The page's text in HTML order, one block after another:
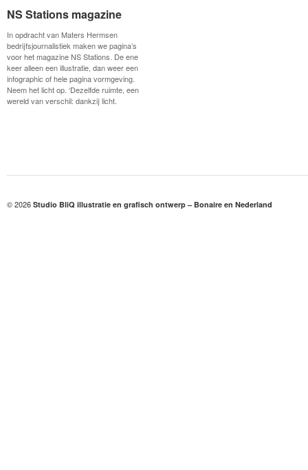
NS Stations magazine
In opdracht van Maters Hermsen
bedrijfsjournalistiek maken we pagina’s
voor het magazine NS Stations. De ene
keer alleen een illustratie, dan weer een
infographic of hele pagina vormgeving.
Neem het licht op. ‘Dezelfde ruimte, een
wereld van verschil: dankzij licht.
NS Stations magazine
© 2026 Studio BliQ illustratie en grafisch ontwerp – Bonaire en Nederland